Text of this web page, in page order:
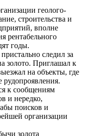
геолого-
строительства и
вполне
рентабельного
годы.
следил за
золото. Приглашал к
на объекты, где
рудопроявления.
к сообщениям
и нередко,
поисков и
организации
золота